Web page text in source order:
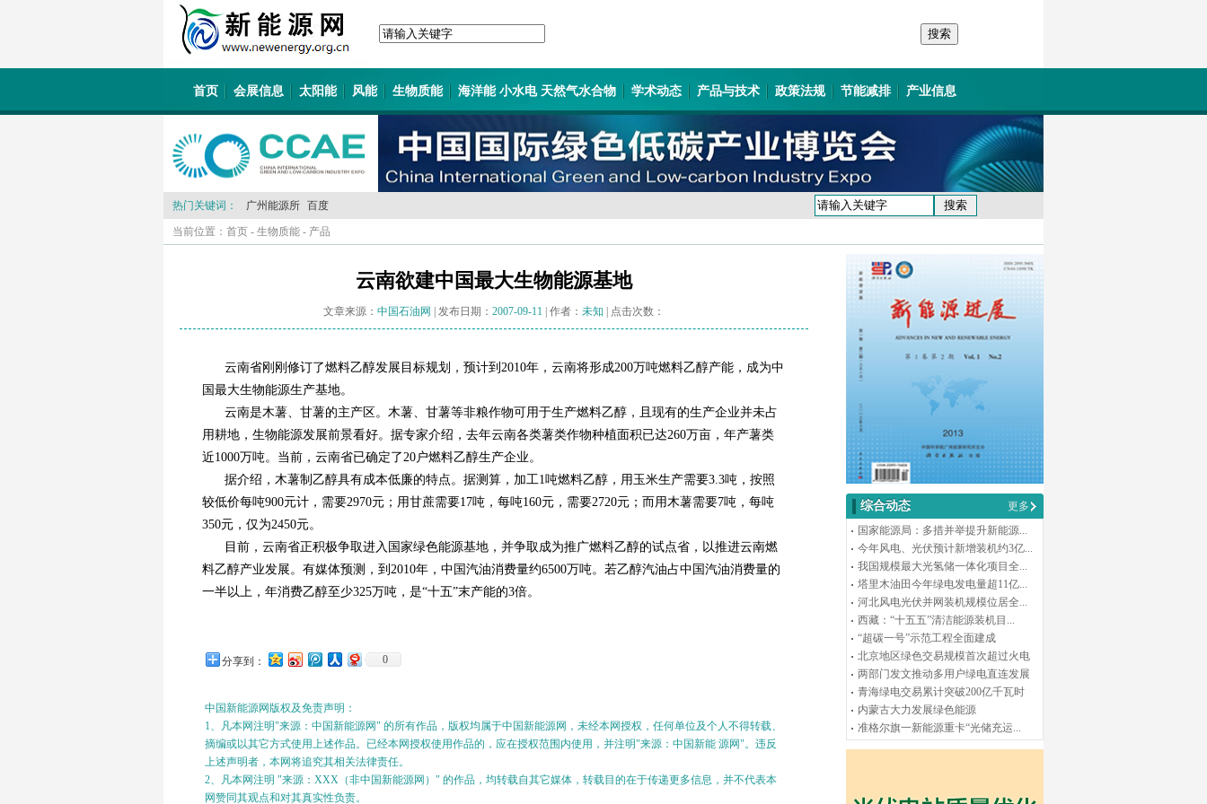
首页 会展信息 太阳能 风能 生物质能 海洋能 小水电 天然气水合物 学术动态 产品与技术 政策法规 节能减排 产业信息
热门关键词： 广州能源所 百度
当前位置： 首页 - 生物质能 - 产品
云南欲建中国最大生物能源基地
文章来源： 中国石油网 | 发布日期： 2007-09-11 | 作者： 未知 | 点击次数：
云南省刚刚修订了燃料乙醇发展目标规划，预计到2010年，云南将形成200万吨燃料乙醇产能，成为中
国最大生物能源生产基地。
云南是木薯、甘薯的主产区。木薯、甘薯等非粮作物可用于生产燃料乙醇，且现有的生产企业并未占
用耕地，生物能源发展前景看好。据专家介绍，去年云南各类薯类作物种植面积已达260万亩，年产薯类
近1000万吨。当前，云南省已确定了20户燃料乙醇生产企业。
据介绍，木薯制乙醇具有成本低廉的特点。据测算，加工1吨燃料乙醇，用玉米生产需要3.3吨，按照
较低价每吨900元计，需要2970元；用甘蔗需要17吨，每吨160元，需要2720元；而用木薯需要7吨，每吨
350元，仅为2450元。
目前，云南省正积极争取进入国家绿色能源基地，并争取成为推广燃料乙醇的试点省，以推进云南燃
料乙醇产业发展。有媒体预测，到2010年，中国汽油消费量约6500万吨。若乙醇汽油占中国汽油消费量的
一半以上，年消费乙醇至少325万吨，是“十五”末产能的3倍。
分享到： 0
中国新能源网版权及免责声明：
1、凡本网注明"来源：中国新能源网" 的所有作品，版权均属于中国新能源网，未经本网授权，任何单位及个人不得转载、
摘编或以其它方式使用上述作品。已经本网授权使用作品的，应在授权范围内使用，并注明"来源：中国新能 源网"。违反
上述声明者，本网将追究其相关法律责任。
2、凡本网注明 "来源：XXX（非中国新能源网）" 的作品，均转载自其它媒体，转载目的在于传递更多信息，并不代表本
网赞同其观点和对其真实性负责。
综合动态
更多
国家能源局：多措并举提升新能源...
今年风电、光伏预计新增装机约3亿...
我国规模最大光氢储一体化项目全...
塔里木油田今年绿电发电量超11亿...
河北风电光伏并网装机规模位居全...
西藏：“十五五”清洁能源装机目...
“超碳一号”示范工程全面建成
北京地区绿色交易规模首次超过火电
两部门发文推动多用户绿电直连发展
青海绿电交易累计突破200亿千瓦时
内蒙古大力发展绿色能源
准格尔旗一新能源重卡“光储充运...